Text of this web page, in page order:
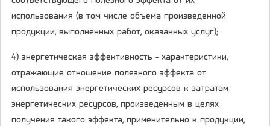
использования (в том числе объема произведенной
продукции, выполненных работ, оказанных услуг);
4) энергетическая эффективность - характеристики,
отражающие отношение полезного эффекта от
использования энергетических ресурсов к затратам
энергетических ресурсов, произведенным в целях
получения такого эффекта, применительно к продукции,